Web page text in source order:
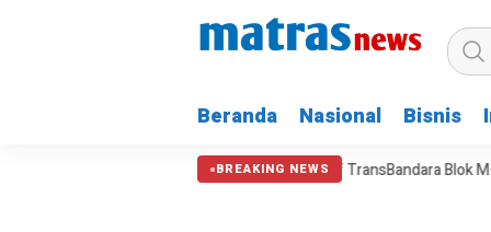
Beranda Nasional Bisnis
BREAKING NEWS
Ikuti Pelatihan Kepemimpinan Tarif TransBandara Blok